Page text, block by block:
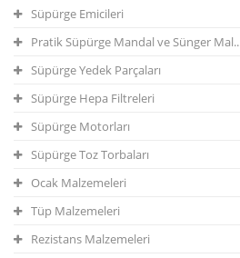
Süpürge Emicileri
Pratik Süpürge Mandal ve Sünger Mal..
Süpürge Yedek Parçaları
Süpürge Hepa Filtreleri
Süpürge Motorları
Süpürge Toz Torbaları
Ocak Malzemeleri
Tüp Malzemeleri
Rezistans Malzemeleri